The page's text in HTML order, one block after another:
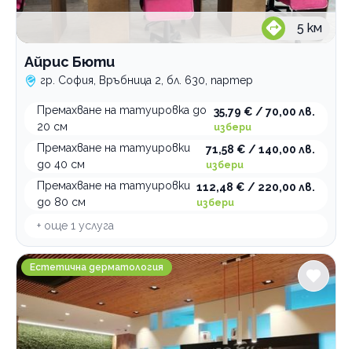
5 км
Айрис Бюти
гр. София, Връбница 2, бл. 630, партер
Премахване на татуировка до
20 см
35,79 € / 70,00 лв.
избери
Премахване на татуировки
до 40 см
71,58 € / 140,00 лв.
избери
Премахване на татуировки
до 80 см
112,48 € / 220,00 лв.
избери
+ още 1 услуга
Естетична клиника Neo Effect
Естетична дерматология